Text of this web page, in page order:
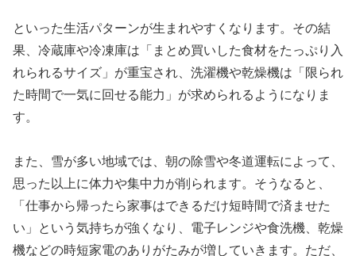
といった生活パターンが生まれやすくなります。その結
果、冷蔵庫や冷凍庫は「まとめ買いした食材をたっぷり入
れられるサイズ」が重宝され、洗濯機や乾燥機は「限られ
た時間で一気に回せる能力」が求められるようになりま
す。
また、雪が多い地域では、朝の除雪や冬道運転によって、
思った以上に体力や集中力が削られます。そうなると、
「仕事から帰ったら家事はできるだけ短時間で済ませた
い」という気持ちが強くなり、電子レンジや食洗機、乾燥
機などの時短家電のありがたみが増していきます。ただ、